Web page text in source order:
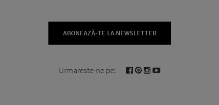
ABONEAZĂ-TE LA NEWSLETTER
Urmareste-ne pe: